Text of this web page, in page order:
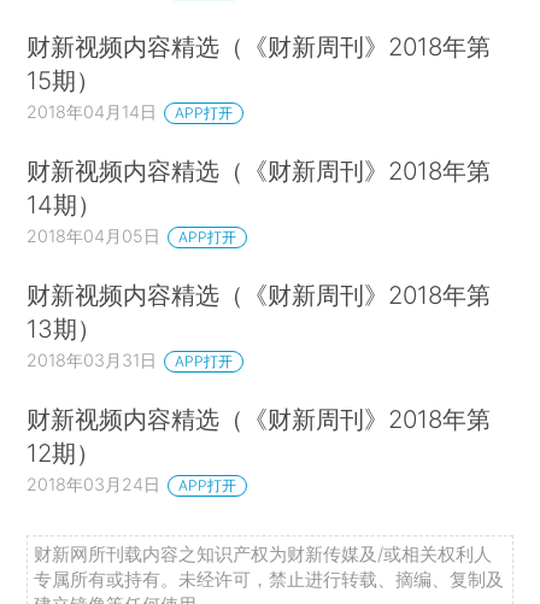
财新视频内容精选（《财新周刊》2018年第
15期）
2018年04月14日 APP打开
财新视频内容精选（《财新周刊》2018年第
14期）
2018年04月05日 APP打开
财新视频内容精选（《财新周刊》2018年第
13期）
2018年03月31日 APP打开
财新视频内容精选（《财新周刊》2018年第
12期）
2018年03月24日 APP打开
财新网所刊载内容之知识产权为财新传媒及/或相关权利人
专属所有或持有。未经许可，禁止进行转载、摘编、复制及